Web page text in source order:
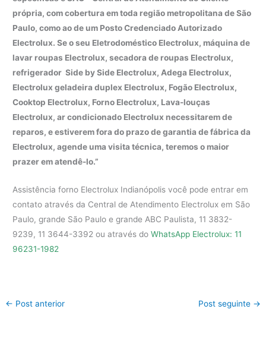
própria, com cobertura em toda região metropolitana de São
Paulo, como ao de um Posto Credenciado Autorizado
Electrolux. Se o seu Eletrodoméstico Electrolux, máquina de
lavar roupas Electrolux, secadora de roupas Electrolux,
refrigerador Side by Side Electrolux, Adega Electrolux,
Electrolux geladeira duplex Electrolux, Fogão Electrolux,
Cooktop Electrolux, Forno Electrolux, Lava-louças
Electrolux, ar condicionado Electrolux necessitarem de
reparos, e estiverem fora do prazo de garantia de fábrica da
Electrolux, agende uma visita técnica, teremos o maior
prazer em atendê-lo.”
Assistência forno Electrolux Indianópolis você pode entrar em
contato através da Central de Atendimento Electrolux em São
Paulo, grande São Paulo e grande ABC Paulista, 11 3832-
9239, 11 3644-3392 ou através doWhatsApp Electrolux: 11
96231-1982
← Post anterior Post seguinte →